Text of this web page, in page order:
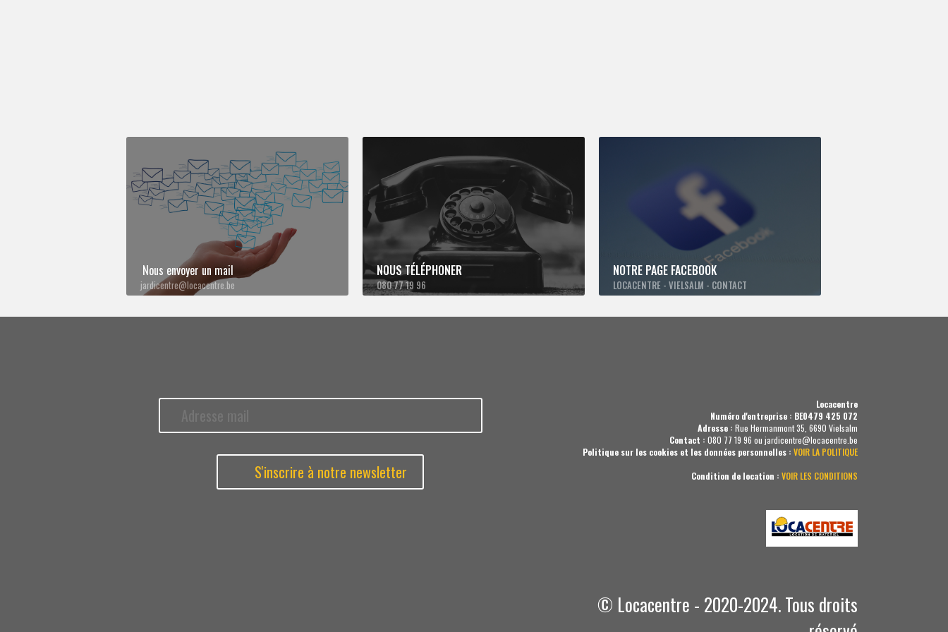
Nous envoyer un mail
jardicentre@locacentre.be
NOUS TÉLÉPHONER
080 77 19 96
NOTRE PAGE FACEBOOK
LOCACENTRE - VIELSALM - CONTACT
Locacentre
Numéro d'entreprise : BE0479 425 072
Adresse :Rue Hermanmont 35, 6690 Vielsalm
Contact :080 77 19 96 ou jardicentre@locacentre.be
Politique sur les cookies et les données personnelles :VOIR LA POLITIQUE
Condition de location :VOIR LES CONDITIONS
© Locacentre - 2020-2024. Tous droits